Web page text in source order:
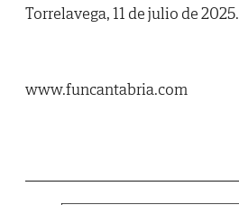
Torrelavega, 11 de julio de 2025.
www.funcantabria.com